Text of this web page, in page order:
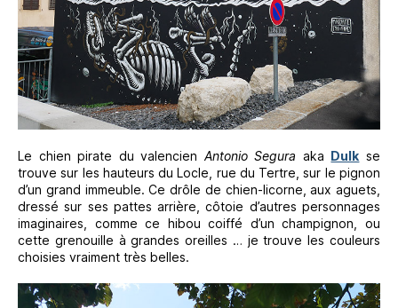
Le chien pirate du valencien Antonio Segura aka Dulk se
trouve sur les hauteurs du Locle, rue du Tertre, sur le pignon
d’un grand immeuble. Ce drôle de chien-licorne, aux aguets,
dressé sur ses pattes arrière, côtoie d’autres personnages
imaginaires, comme ce hibou coiffé d’un champignon, ou
cette grenouille à grandes oreilles … je trouve les couleurs
choisies vraiment très belles.